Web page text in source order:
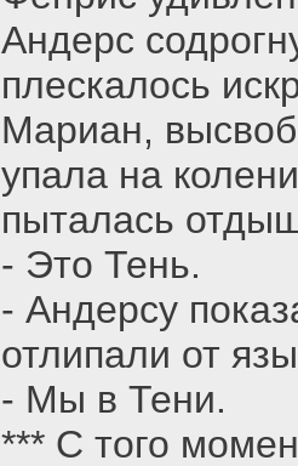
Андерс
плескалось
Мариан,
упала на
пыталась
- Это Тень.
- Андерсу
отлипали от
- Мы в Тени.
*** С того